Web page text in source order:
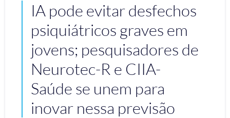
IA pode evitar desfechos
psiquiátricos graves em
jovens; pesquisadores de
Neurotec-R e CIIA-
Saúde se unem para
inovar nessa previsão